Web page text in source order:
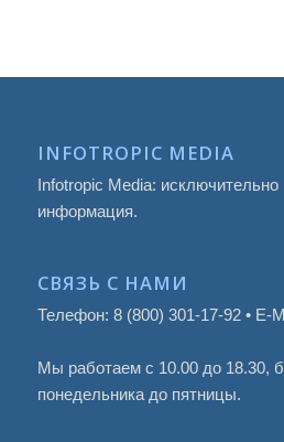
INFOTROPIC MEDIA
Infotropic Media: исключительно
информация.
СВЯЗЬ С НАМИ
Телефон: 8 (800) 301-17-92 • E-
Мы работаем с 10.00 до 18.30,
понедельника до пятницы.